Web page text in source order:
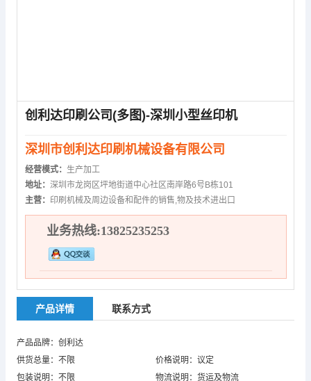
创利达印刷公司(多图)-深圳小型丝印机
深圳市创利达印刷机械设备有限公司
经营模式： 生产加工
地址： 深圳市龙岗区坪地街道中心社区南岸路6号B栋101
主营： 印刷机械及周边设备和配件的销售,物及技术进出口
业务热线:13825235253
产品详情 联系方式
产品品牌：创利达
供货总量：不限
价格说明：议定
包装说明：不限
物流说明：货运及物流